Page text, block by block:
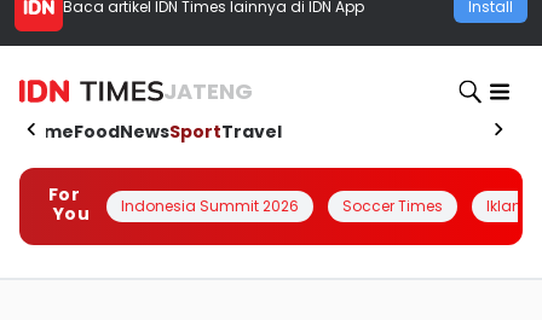
Baca artikel IDN Times lainnya di IDN App Install
JATENG
HomeFoodNewsSportTravel
For
You
Indonesia Summit 2026 Soccer Times Iklanin